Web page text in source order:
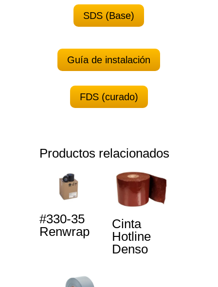
SDS (Base)
Guía de instalación
FDS (curado)
Productos relacionados
#330-35
Renwrap
Cinta
Hotline
Denso